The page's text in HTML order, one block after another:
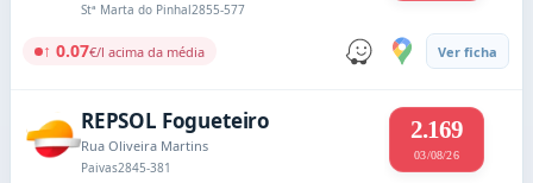
Stª Marta do Pinhal2855-577
↑ 0.07€/l acima da média Ver ficha
REPSOL Fogueteiro
Rua Oliveira Martins
Paivas2845-381
2.169
03/08/26